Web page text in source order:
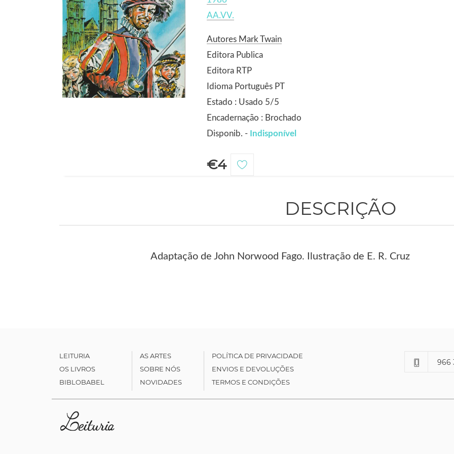
AA.VV.
Autores Mark Twain
Editora Publica
Editora RTP
Idioma Português PT
Estado : Usado 5/5
Encadernação : Brochado
Disponib. - Indisponível
€4
DESCRIÇÃO
Adaptação de John Norwood Fago. Ilustração de E. R. Cruz
LEITURIA
OS LIVROS
BIBLOBABEL
AS ARTES
SOBRE NÓS
NOVIDADES
POLÍTICA DE PRIVACIDADE
ENVIOS E DEVOLUÇÕES
TERMOS E CONDIÇÕES
966